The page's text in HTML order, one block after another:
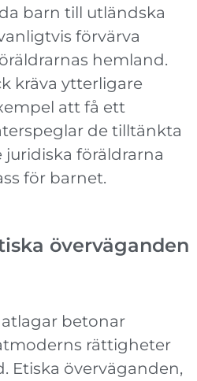
barn till utländska
förvärva
hemland.
kräva ytterligare
att få ett
de tilltänkta
föräldrarna
för barnet.
överväganden
betonar
rättigheter
Etiska överväganden,